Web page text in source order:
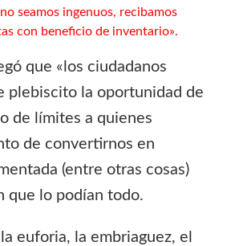
seamos ingenuos, recibamos
con beneficio de inventario».
que «los ciudadanos
plebiscito la oportunidad de
de límites a quienes
de convertirnos en
(entre otras cosas)
que lo podían todo.
euforia, la embriaguez, el